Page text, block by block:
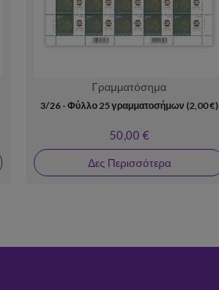
Γραμματόσημα
3/26 - Φύλλο 25 γραμματοσήμων (2,00 €)
50,00 €
Δες Περισσότερα